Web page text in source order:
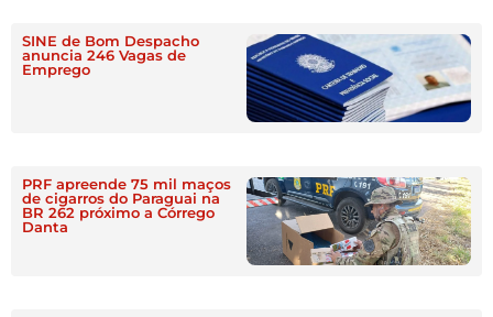
SINE de Bom Despacho
anuncia 246 Vagas de
Emprego
PRF apreende 75 mil maços
de cigarros do Paraguai na
BR 262 próximo a Córrego
Danta